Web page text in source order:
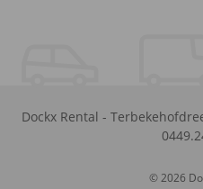
Dockx Rental -
© 2026